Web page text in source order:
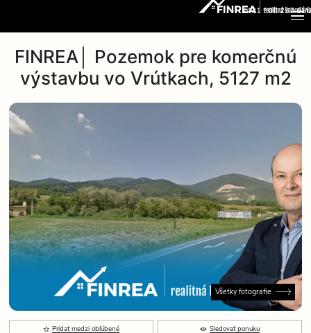
+421 908 237 666
FINREA│ Pozemok pre komerčnú
výstavbu vo Vrútkach, 5127 m2
Všetky fotografie
Pridať medzi obľúbené Sledovať ponuku